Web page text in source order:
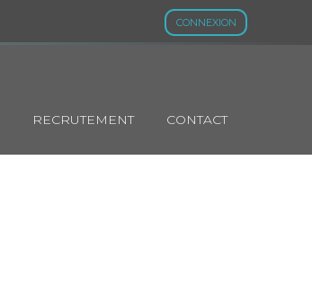
CONNEXION
RECRUTEMENT CONTACT